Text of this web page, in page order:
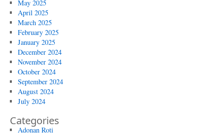
May 2025
April 2025
March 2025
February 2025
January 2025
December 2024
November 2024
October 2024
September 2024
August 2024
July 2024
Categories
Adonan Roti